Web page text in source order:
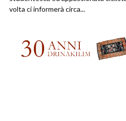
volta ci informerà circa...